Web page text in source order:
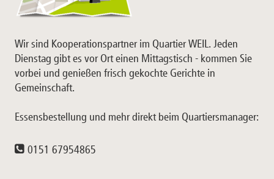
Wir sind Kooperationspartner im Quartier WEIL. Jeden
Dienstag gibt es vor Ort einen Mittagstisch - kommen Sie
vorbei und genießen frisch gekochte Gerichte in
Gemeinschaft.
Essensbestellung und mehr direkt beim Quartiersmanager:
0151 67954865